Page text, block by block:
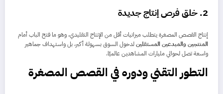
2. خلق فرص إنتاج جديدة
إنتاج القصص المصغرة يتطلب ميزانيات أقل من الإنتاج التقليدي، وهو ما فتح الباب أمام
المنتجين والمبدعين المستقلينلدخول السوق بسهولة أكبر، بل واستهداف جماهير
واسعة تصل لحوالي مليارات المشاهدين عالميًا.
التطور التقني ودوره في القصص المصغرة